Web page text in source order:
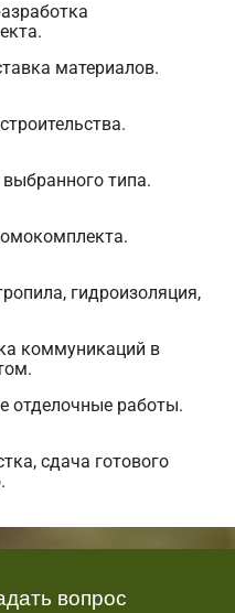
материалов.
типа.
гидроизоляция,
коммуникаций в
отделочные работы.
сдача готового
вопрос